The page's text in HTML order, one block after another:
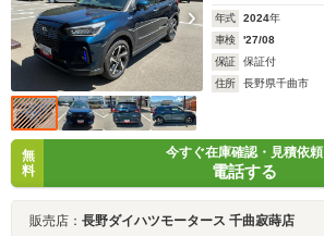
年式 2024年
車検
'27/08
保証
保証付
住所
長野県千曲市
無
料
今すぐ在庫確認・見積依頼
電話する
販売店： 長野ダイハツモータース 千曲寂蒔店